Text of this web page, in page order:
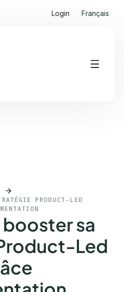
Login Français
PRODUCT-LED
sa
Led